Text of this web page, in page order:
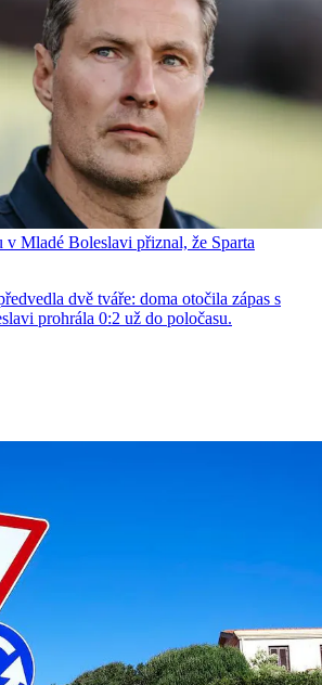
v Mladé Boleslavi přiznal, že Sparta
dvě tváře: doma otočila zápas s
prohrála 0:2 už do poločasu.